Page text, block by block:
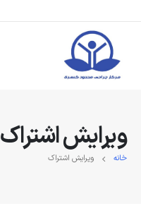
ویرایش اشتراک
خانه ویرایش اشتراک